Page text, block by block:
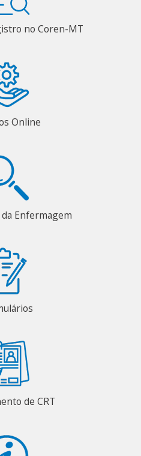
no Coren-MT
Online
Enfermagem
de CRT